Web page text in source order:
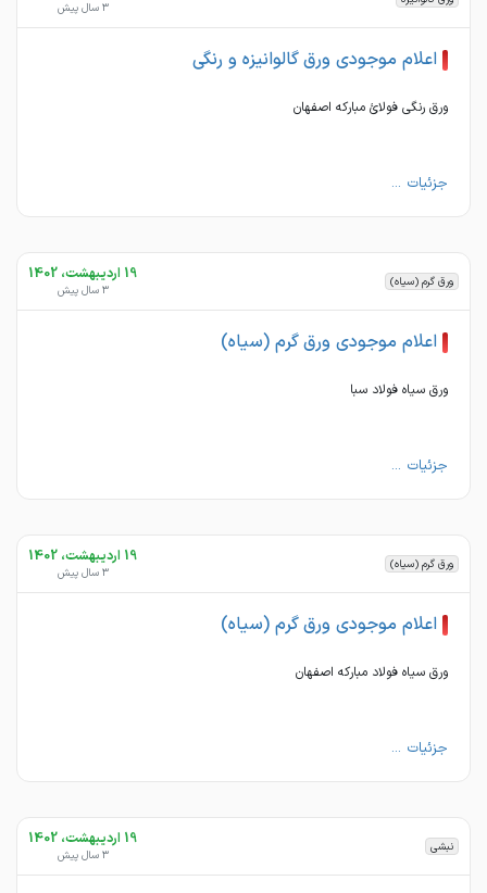
3 سال پیش
اعلام موجودی ورق گالوانیزه و رنگی
ورق رنگی فولائ مبارکه اصفهان
جزئیات ...
ورق گرم (سیاه) 19 اردیبهشت، 1402
3 سال پیش
اعلام موجودی ورق گرم (سیاه)
ورق سیاه فولاد سبا
جزئیات ...
ورق گرم (سیاه) 19 اردیبهشت، 1402
3 سال پیش
اعلام موجودی ورق گرم (سیاه)
ورق سیاه فولاد مبارکه اصفهان
جزئیات ...
نبشی 19 اردیبهشت، 1402
3 سال پیش